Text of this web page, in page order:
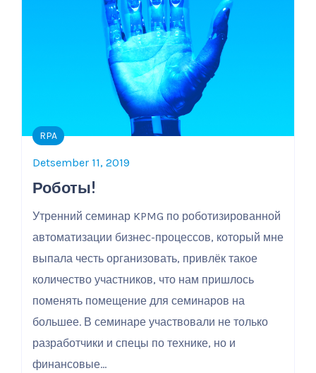
RPA
Detsember 11, 2019
Роботы!
Утренний семинар KPMG по роботизированной
автоматизации бизнес-процессов, который мне
выпала честь организовать, привлёк такое
количество участников, что нам пришлось
поменять помещение для семинаров на
большее. В семинаре участвовали не только
разработчики и спецы по технике, но и
финансовые...